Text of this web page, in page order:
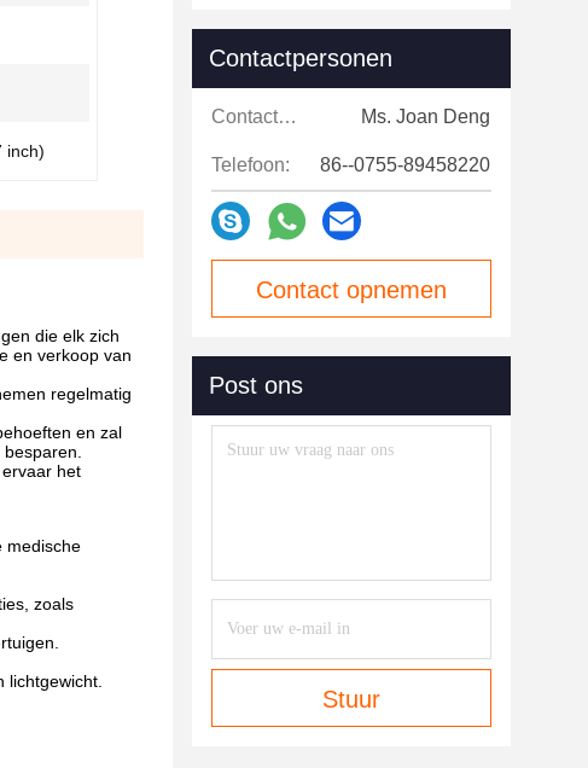
inch)
die elk zich
en verkoop van
regelmatig
en zal
het
medische
zoals
Contactpersonen
Contactpersonen: Ms. Joan Deng
Telefoon: 86--0755-89458220
Contact opnemen
Post ons
Stuur